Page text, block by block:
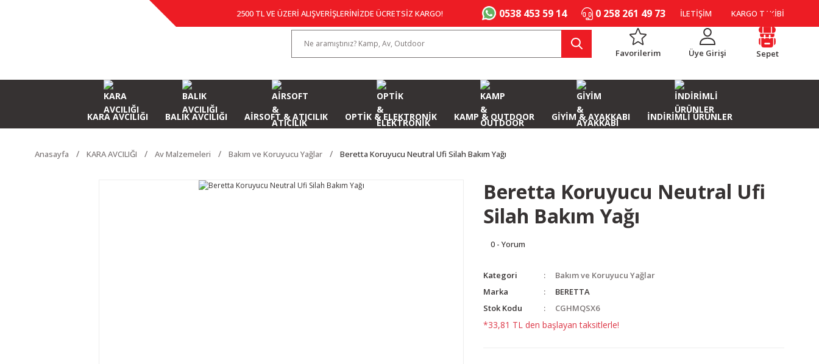
2500 TL VE ÜZERİ ALIŞVERİŞLERİNİZDE ÜCRETSİZ KARGO! 0538 453 59 14 0 258 261 49 73 İLETİŞİM KARGO TAKİBİ
Favorilerim Üye Girişi Sepet
KARA AVCILIĞI BALIK AVCILIĞI AİRSOFT & ATICILIK OPTİK & ELEKTRONİK KAMP & OUTDOOR GİYİM & AYAKKABI İNDİRİMLİ ÜRÜNLER
Anasayfa KARA AVCILIĞI Av Malzemeleri Bakım ve Koruyucu Yağlar Beretta Koruyucu Neutral Ufi Silah Bakım Yağı
Beretta Koruyucu Neutral Ufi
Silah Bakım Yağı
0 - Yorum
Kategori
Bakım ve Koruyucu Yağlar
Marka
BERETTA
Stok Kodu
CGHMQSX6
*33,81 TL den başlayan taksitlerle!